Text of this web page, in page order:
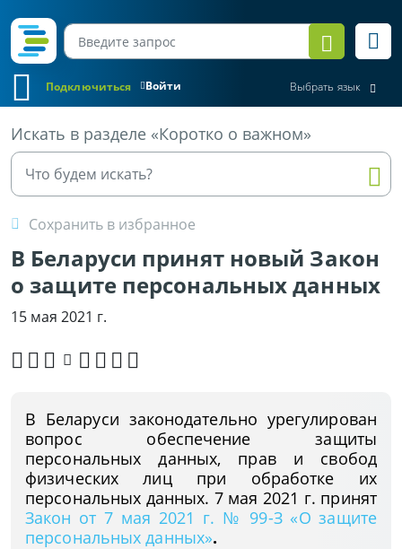
Войти
Подключиться Выбрать язык
Искать в разделе «Коротко о важном»
Сохранить в избранное
В Беларуси принят новый Закон
о защите персональных данных
Все материалы
15 мая 2021 г.
В Беларуси законодательно урегулирован
вопрос обеспечение защиты
персональных данных, прав и свобод
физических лиц при обработке их
персональных данных. 7 мая 2021 г. принят
Закон от 7 мая 2021 г. № 99-З «О защите
персональных данных».